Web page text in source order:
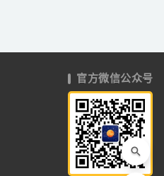
官方微信公众号